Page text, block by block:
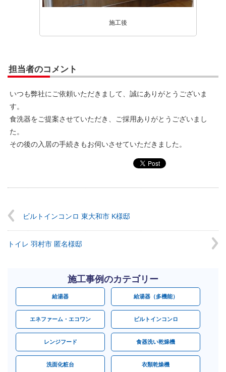
施工後
担当者のコメント
いつも弊社にご依頼いただきまして、誠にありがとうございま
す。
食洗器をご提案させていただき、ご採用ありがとうございまし
た。
その後の入居の手続きもお伺いさせていただきました。
ビルトインコンロ 東大和市 K様邸
トイレ 羽村市 匿名様邸
施工事例のカテゴリー
給湯器 給湯器（多機能）
エネファーム・エコワン ビルトインコンロ
レンジフード 食器洗い乾燥機
洗面化粧台 衣類乾燥機